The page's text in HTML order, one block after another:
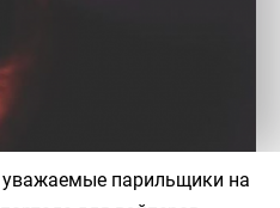
уважаемые парильщики на